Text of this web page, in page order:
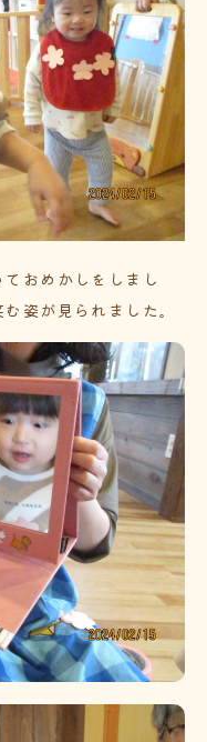
おめかしをしまし
姿が見られました。